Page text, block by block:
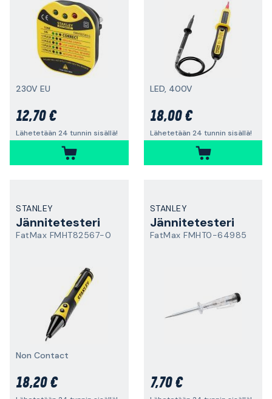
230V EU
12,70 €
Lähetetään 24 tunnin sisällä!
LED, 400V
18,00 €
Lähetetään 24 tunnin sisällä!
STANLEY
Jännitetesteri
FatMax FMHT82567-0
Non Contact
18,20 €
STANLEY
Jännitetesteri
FatMax FMHT0-64985
7,70 €